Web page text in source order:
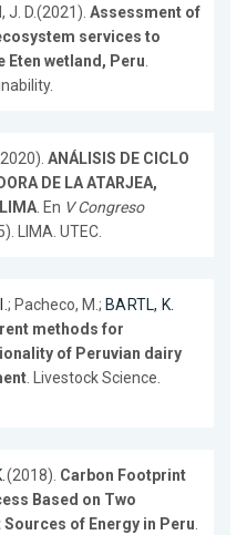
J. D.(2021). Assessment of
services to
wetland, Peru.
ANÁLISIS DE CICLO
DE LA ATARJEA,
. En V Congreso
LIMA. UTEC.
; Pacheco, M.; BARTL, K.
methods for
of Peruvian dairy
. Livestock Science.
(2018). Carbon Footprint
Based on Two
of Energy in Peru.